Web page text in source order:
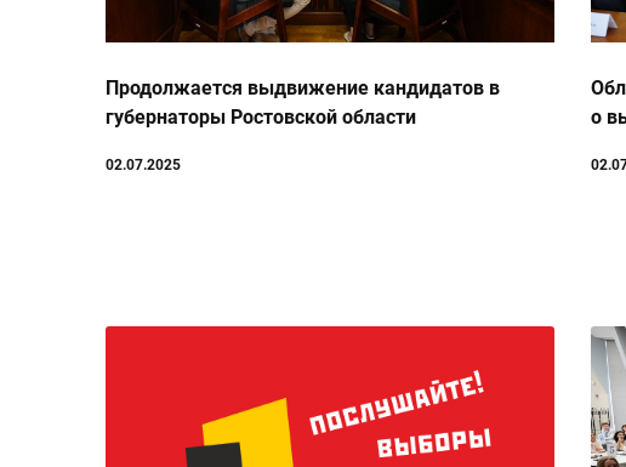
Продолжается выдвижение кандидатов в
губернаторы Ростовской области
02.07.2025
о